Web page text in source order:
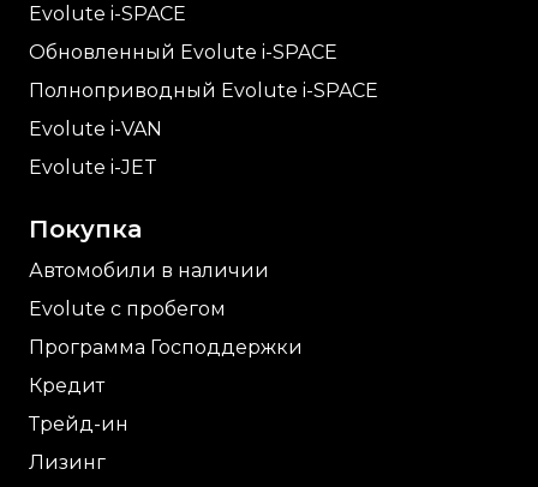
Evolute i-SPACE
Обновленный Evolute i-SPACE
Полноприводный Evolute i-SPACE
Evolute i-VAN
Evolute i-JET
Покупка
Автомобили в наличии
Evolute с пробегом
Программа Господдержки
Кредит
Трейд-ин
Лизинг